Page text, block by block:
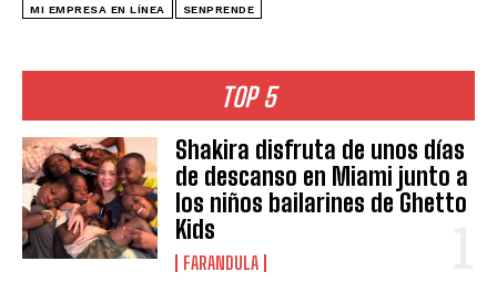
TOP 5
Shakira disfruta de unos días
de descanso en Miami junto a
los niños bailarines de Ghetto
Kids
FARANDULA
MI EMPRESA EN LÍNEA SENPRENDE